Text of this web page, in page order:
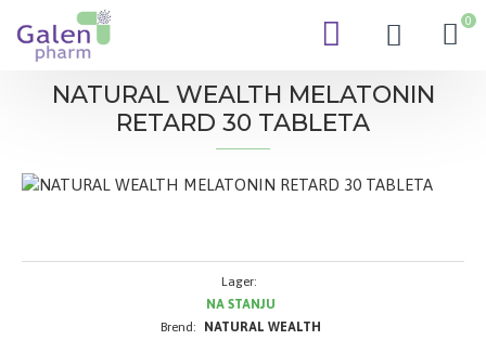
0
NATURAL WEALTH MELATONIN
RETARD 30 TABLETA
Lager:
NA STANJU
Brend:
NATURAL WEALTH